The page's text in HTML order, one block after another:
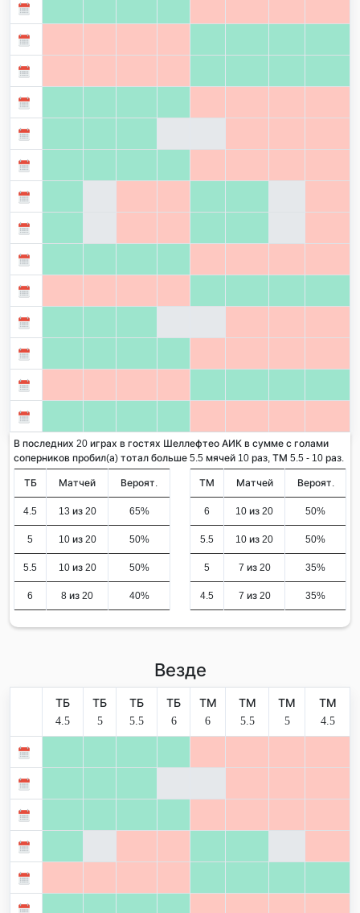
В последних 20 играх в гостях Шеллефтео АИК в сумме с голами
соперников пробил(а) тотал больше 5.5 мячей 10 раз, ТМ 5.5 - 10 раз.
ТБ Матчей Вероят.
4.5 13 из 20 65%
5 10 из 20 50%
5.5 10 из 20 50%
6 8 из 20 40%
ТМ Матчей Вероят.
6 10 из 20 50%
5.5 10 из 20 50%
5 7 из 20 35%
4.5 7 из 20 35%
Везде
ТБ
4.5
ТБ
5
ТБ
5.5
ТБ
6
ТМ
6
ТМ
5.5
ТМ
5
ТМ
4.5